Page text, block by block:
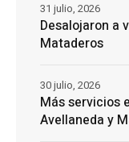
Desalojaron a
Mataderos
31 julio, 2026
Más servicios
Avellaneda y
30 julio, 2026